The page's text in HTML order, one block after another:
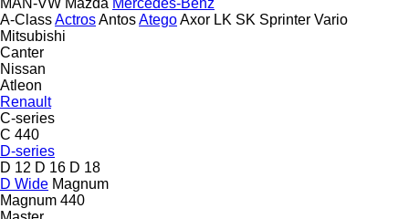
A-ClassActrosAntosAtegoAxor LK SK Sprinter Vario
Mitsubishi
Canter
Nissan
Atleon
Renault
C-series
C 440
D-series
D 12 D 16 D 18
D Wide Magnum
Magnum 440